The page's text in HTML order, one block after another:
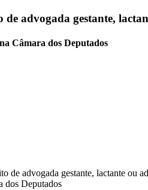
advogada gestante,
Câmara dos Deputados
dos Deputados